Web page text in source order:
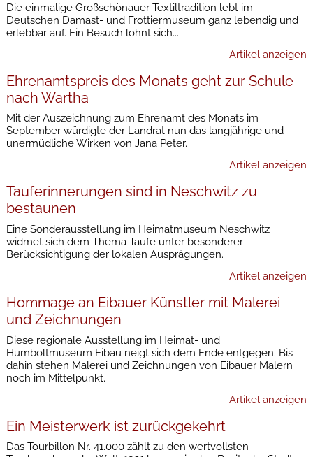
Die einmalige Großschönauer Textiltradition lebt im
Deutschen Damast- und Frottiermuseum ganz lebendig und
erlebbar auf. Ein Besuch lohnt sich...
Artikel anzeigen
Ehrenamtspreis des Monats geht zur Schule
nach Wartha
Mit der Auszeichnung zum Ehrenamt des Monats im
September würdigte der Landrat nun das langjährige und
unermüdliche Wirken von Jana Peter.
Artikel anzeigen
Tauferinnerungen sind in Neschwitz zu
bestaunen
Eine Sonderausstellung im Heimatmuseum Neschwitz
widmet sich dem Thema Taufe unter besonderer
Berücksichtigung der lokalen Ausprägungen.
Artikel anzeigen
Hommage an Eibauer Künstler mit Malerei
und Zeichnungen
Diese regionale Ausstellung im Heimat- und
Humboltmuseum Eibau neigt sich dem Ende entgegen. Bis
dahin stehen Malerei und Zeichnungen von Eibauer Malern
noch im Mittelpunkt.
Artikel anzeigen
Ein Meisterwerk ist zurückgekehrt
Das Tourbillon Nr. 41.000 zählt zu den wertvollsten